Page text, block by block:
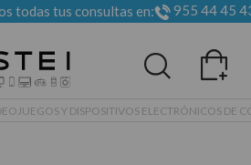
todas tus consultas en: 955 44 45
Y DISPOSITIVOS ELECTRÓNICOS DE